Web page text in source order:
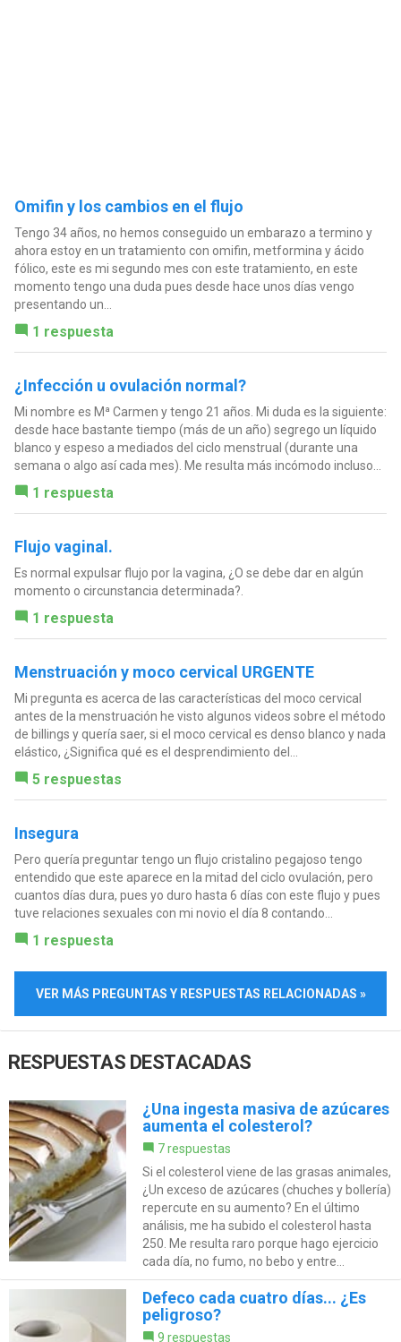
Omifin y los cambios en el flujo
Tengo 34 años, no hemos conseguido un embarazo a termino y
ahora estoy en un tratamiento con omifin, metformina y ácido
fólico, este es mi segundo mes con este tratamiento, en este
momento tengo una duda pues desde hace unos días vengo
presentando un...
1 respuesta
¿Infección u ovulación normal?
Mi nombre es Mª Carmen y tengo 21 años. Mi duda es la siguiente:
desde hace bastante tiempo (más de un año) segrego un líquido
blanco y espeso a mediados del ciclo menstrual (durante una
semana o algo así cada mes). Me resulta más incómodo incluso...
1 respuesta
Flujo vaginal.
Es normal expulsar flujo por la vagina, ¿O se debe dar en algún
momento o circunstancia determinada?.
1 respuesta
Menstruación y moco cervical URGENTE
Mi pregunta es acerca de las características del moco cervical
antes de la menstruación he visto algunos videos sobre el método
de billings y quería saer, si el moco cervical es denso blanco y nada
elástico, ¿Significa qué es el desprendimiento del...
5 respuestas
Insegura
Pero quería preguntar tengo un flujo cristalino pegajoso tengo
entendido que este aparece en la mitad del ciclo ovulación, pero
cuantos días dura, pues yo duro hasta 6 días con este flujo y pues
tuve relaciones sexuales con mi novio el día 8 contando...
1 respuesta
VER MÁS PREGUNTAS Y RESPUESTAS RELACIONADAS »
RESPUESTAS DESTACADAS
¿Una ingesta masiva de azúcares
aumenta el colesterol?
7 respuestas
Si el colesterol viene de las grasas animales,
¿Un exceso de azúcares (chuches y bollería)
repercute en su aumento? En el último
análisis, me ha subido el colesterol hasta
250. Me resulta raro porque hago ejercicio
cada día, no fumo, no bebo y entre...
Defeco cada cuatro días... ¿Es
peligroso?
9 respuestas